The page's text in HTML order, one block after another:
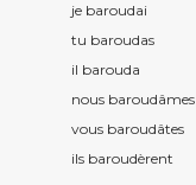
je baroudai
tu baroudas
il barouda
nous baroudâmes
vous baroudâtes
ils baroudèrent